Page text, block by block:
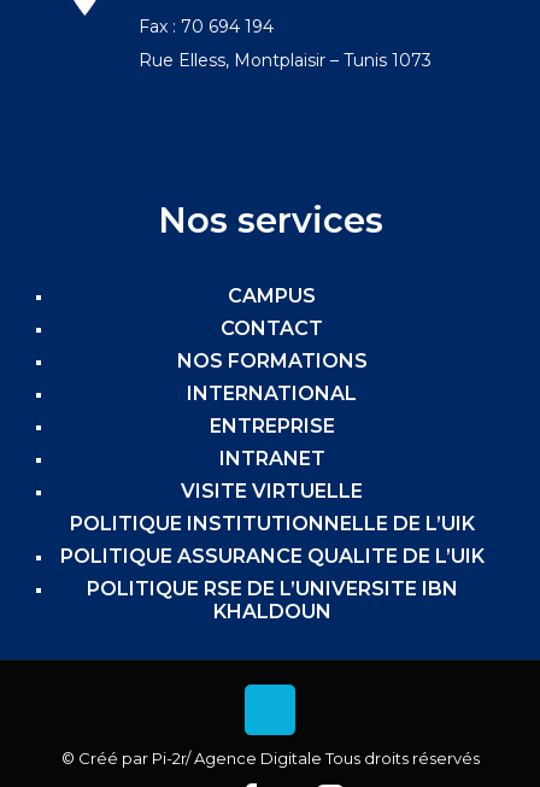
Fax : 70 694 194
Rue Elless, Montplaisir – Tunis 1073
Nos services
CAMPUS
CONTACT
NOS FORMATIONS
INTERNATIONAL
ENTREPRISE
INTRANET
VISITE VIRTUELLE
POLITIQUE INSTITUTIONNELLE DE L’UIK
POLITIQUE ASSURANCE QUALITE DE L’UIK
POLITIQUE RSE DE L’UNIVERSITE IBN
KHALDOUN
© Créé par Pi-2r/ Agence Digitale Tous droits réservés